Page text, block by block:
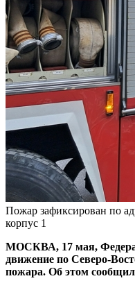
Пожар зафиксирован по
корпус 1
МОСКВА, 17 мая,
движение по Северо-
пожара. Об этом